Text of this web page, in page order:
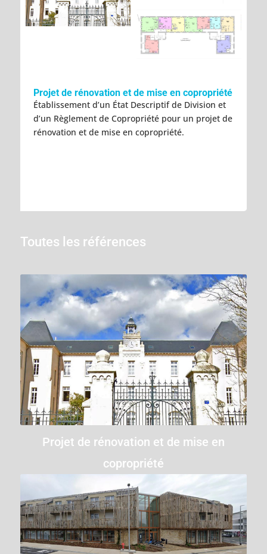
Projet de rénovation et de mise en copropriété
Établissement d’un État Descriptif de Division et
d’un Règlement de Copropriété pour un projet de
rénovation et de mise en copropriété.
Toutes les références
Projet de rénovation et de mise en
copropriété